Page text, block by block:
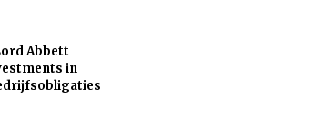
Abbett
in